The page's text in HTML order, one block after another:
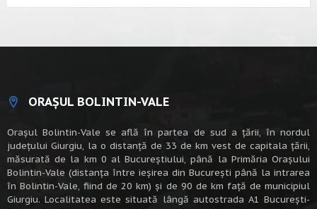
ORAȘUL BOLINTIN-VALE
Oraşul Bolintin-Vale se află în partea de sud a ţării, în nordul
judeţului Giurgiu, la o distanţă de 33 de km vest de capitala țării,
măsurată de la km 0 al Bucureștiului, până la Primăria Orașului
Bolintin-Vale (distanța între ieșirea din București până la intrarea
în Bolintin-Vale, fiind de 20 km) şi de 90 de km faţă de municipiul
Giurgiu. Localitatea este situată lângă autostrada A1 Bucureşti-